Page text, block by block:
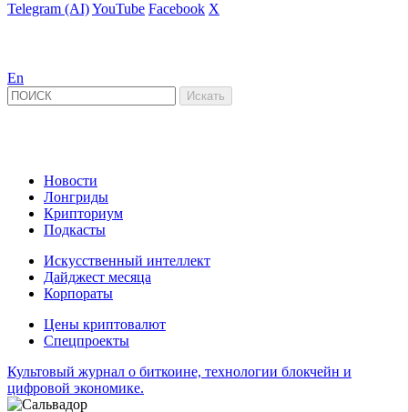
Telegram (AI)YouTube Facebook X
En
Новости
Лонгриды
Крипториум
Подкасты
Искусственный интеллект
Дайджест месяца
Корпораты
Цены криптовалют
Спецпроекты
Культовый журнал о биткоине, технологии блокчейн и
цифровой экономике.